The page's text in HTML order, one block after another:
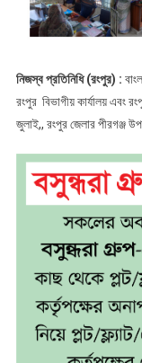
নিজস্ব প্রতিনিধি (রংপুর) :
রংপুর বিভাগীয় কার্যালয় এবং
জুলাই,, রংপুর জেলার পীরগঞ্জ